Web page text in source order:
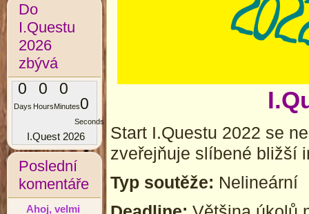
Do
I.Questu
2026
zbývá
0
Days
0
Hours
0
Minutes0
Seconds
I.Quest 2026
Poslední
komentáře
Ahoj, velmi
Start I.Questu 2022 se
zveřejňuje slíbené bližší
Typ soutěže: Nelineární